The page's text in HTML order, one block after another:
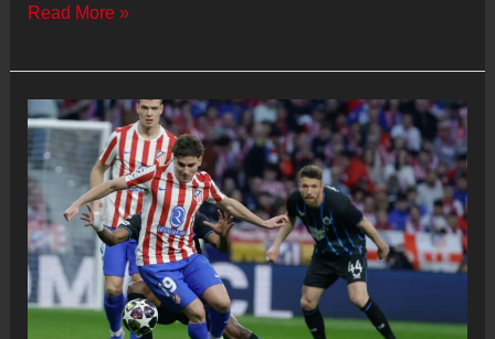
Sorteo
Champions
League,
directo:
los
cruces
de
octavos
Read More »